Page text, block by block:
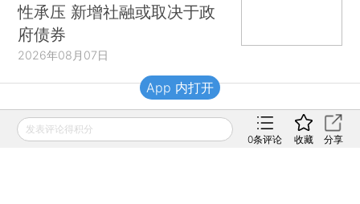
性承压 新增社融或取决于政
府债券
2026年08月07日
财新移动
发表评论得积分
0条评论 收藏 分享
App 内打开